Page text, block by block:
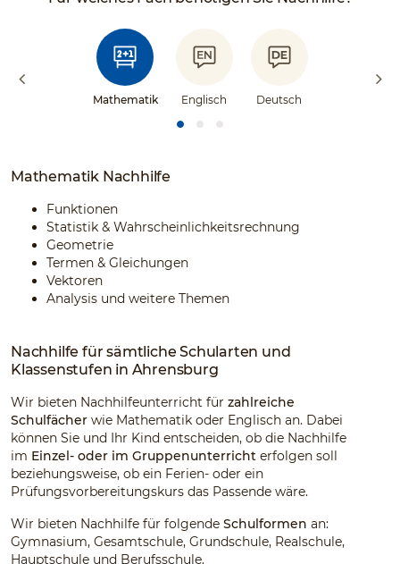
Mathematik Englisch Deutsch
Mathematik Nachhilfe
Funktionen
Statistik & Wahrscheinlichkeitsrechnung
Geometrie
Termen & Gleichungen
Vektoren
Analysis und weitere Themen
Nachhilfe für sämtliche Schularten und
Klassenstufen in Ahrensburg
Wir bieten Nachhilfeunterricht für zahlreiche
Schulfächer wie Mathematik oder Englisch an. Dabei
können Sie und Ihr Kind entscheiden, ob die Nachhilfe
im Einzel- oder im Gruppenunterricht erfolgen soll
beziehungsweise, ob ein Ferien- oder ein
Prüfungsvorbereitungskurs das Passende wäre.
Wir bieten Nachhilfe für folgende Schulformen an:
Gymnasium, Gesamtschule, Grundschule, Realschule,
Hauptschule und Berufsschule.